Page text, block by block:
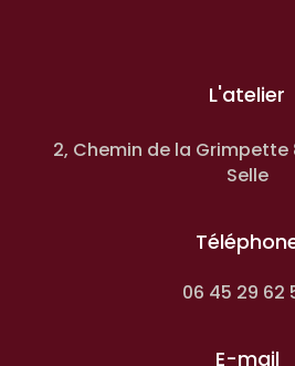
L'atelier
2, Chemin de la
Selle
06 45 29 62
E-mail